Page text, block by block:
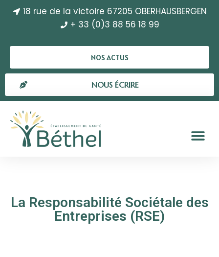
18 rue de la victoire 67205 OBERHAUSBERGEN
+ 33 (0)3 88 56 18 99
NOS ACTUS
NOUS ÉCRIRE
La Responsabilité Sociétale des
Entreprises (RSE)